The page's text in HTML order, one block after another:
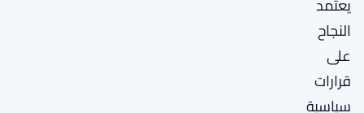
النجاح
على
قرارات
سياسية